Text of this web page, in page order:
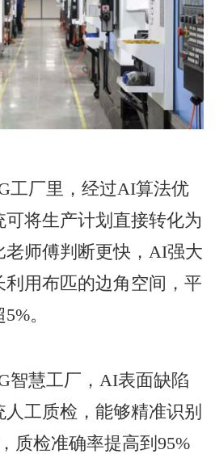
厂里，经过AI算法优
将生产计划直接转化为
老师傅判断更快，AI强大
用布匹的边角空间，平
。
慧工厂，AI表面缺陷
工质检，能够精准识别
质检准确率提高到95%